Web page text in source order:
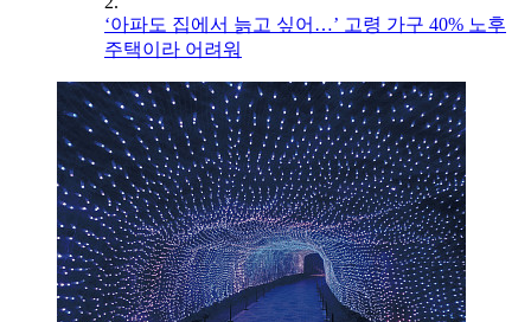
‘아파도 집에서 늙고 싶어…’ 고령 가구 40% 노후
주택이라 어려워